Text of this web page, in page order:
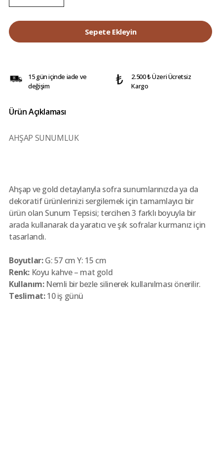
Sepete Ekleyin
15 gün içinde iade ve
değişim
2.500 ₺ Üzeri Ücretsiz
Kargo
Ürün Açıklaması
AHŞAP SUNUMLUK
Ahşap ve gold detaylarıyla sofra sunumlarınızda ya da
dekoratif ürünlerinizi sergilemek için tamamlayıcı bir
ürün olan Sunum Tepsisi; tercihen 3 farklı boyuyla bir
arada kullanarak da yaratıcı ve şık sofralar kurmanız için
tasarlandı.
Boyutlar:G: 57 cm Y: 15 cm
Renk: Koyu kahve – mat gold
Kullanım:Nemli bir bezle silinerek kullanılması önerilir.
Teslimat:10 iş günü